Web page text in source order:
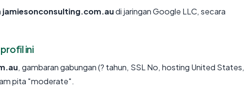
jamiesonconsulting.com.audi jaringan Google LLC, secara
ini
, gambaran gabungan (? tahun, SSL No, hosting United States,
pita "moderate".